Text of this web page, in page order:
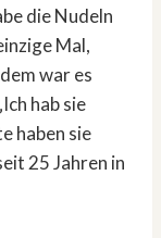
die Nudeln
Mal,
war es
hab sie
haben sie
25 Jahren in